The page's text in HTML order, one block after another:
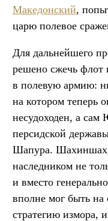
Македонский,
царю полевое
Для дальнейшего
решено сжечь флот
в полевую армию:
на котором теперь
несудоходен, а сам
персидской
Шапура. Шахиншах,
наследником не
и вместо
вполне мог быть
стратегию измора,